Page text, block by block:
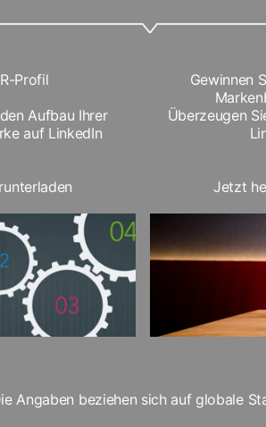
Profil
Aufbau Ihrer
auf LinkedIn
Gewinnen
Überzeugen
Jetzt
Angaben beziehen sich auf globale